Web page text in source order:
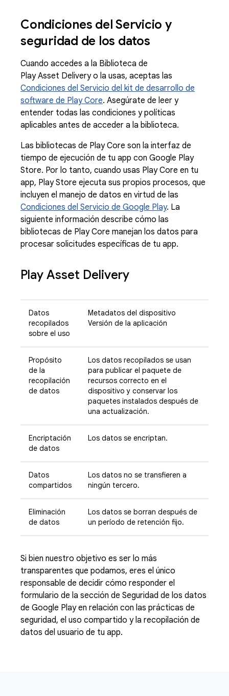
Condiciones del Servicio y
seguridad de los datos
Cuando accedes a la Biblioteca de
Play Asset Delivery o la usas, aceptas las
Condiciones del Servicio del kit de desarrollo de
software de Play Core. Asegúrate de leer y
entender todas las condiciones y políticas
aplicables antes de acceder a la biblioteca.
Las bibliotecas de Play Core son la interfaz de
tiempo de ejecución de tu app con Google Play
Store. Por lo tanto, cuando usas Play Core en tu
app, Play Store ejecuta sus propios procesos, que
incluyen el manejo de datos en virtud de las
Condiciones del Servicio de Google Play. La
siguiente información describe cómo las
bibliotecas de Play Core manejan los datos para
procesar solicitudes específicas de tu app.
Play Asset Delivery
Datos
recopilados
sobre el uso
Metadatos del dispositivo
Versión de la aplicación
Propósito
de la
recopilación
de datos
Los datos recopilados se usan
para publicar el paquete de
recursos correcto en el
dispositivo y conservar los
paquetes instalados después de
una actualización.
Encriptación
de datos
Los datos se encriptan.
Datos
compartidos
Los datos no se transfieren a
ningún tercero.
Eliminación
de datos
Los datos se borran después de
un período de retención fijo.
Si bien nuestro objetivo es ser lo más
transparentes que podamos, eres el único
responsable de decidir cómo responder el
formulario de la sección de Seguridad de los datos
de Google Play en relación con las prácticas de
seguridad, el uso compartido y la recopilación de
datos del usuario de tu app.